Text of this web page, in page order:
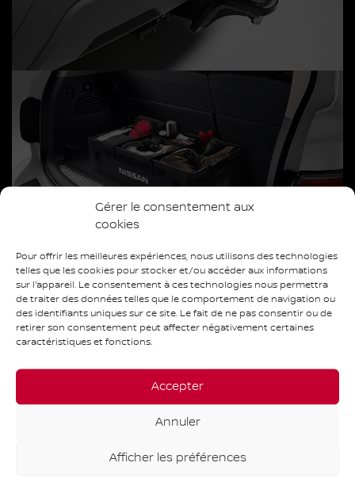
Gérer le consentement aux
cookies
Pour offrir les meilleures expériences, nous utilisons des technologies
telles que les cookies pour stocker et/ou accéder aux informations
sur l'appareil. Le consentement à ces technologies nous permettra
de traiter des données telles que le comportement de navigation ou
des identifiants uniques sur ce site. Le fait de ne pas consentir ou de
retirer son consentement peut affecter négativement certaines
caractéristiques et fonctions.
Accepter
Annuler
Afficher les préférences
Communiquez avec nous dès aujourd’hui pour
commander une pièce ou un accessoire Nissan ou
concession.
Coordonnées